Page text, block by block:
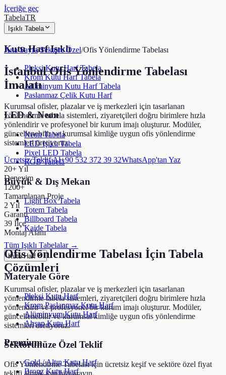
İçeriğe geç
TabelaTR
Işıklı Tabela
Kutu Harf Işıklı
Pleksi Kutu Harf Tabela
Krom Kutu Harf Tabela
Alüminyum Kutu Harf Tabela
Paslanmaz Çelik Kutu Harf
LED & Neon
Neon Tabela
LED Işıklı Tabela
Pixel LED Tabela
RGB Tabela
Büyük & Dış Mekan
Light Box Tabela
Totem Tabela
Billboard Tabela
Kaide Tabela
Tüm Işıklı Tabelalar →
Kutu Harf
Materyale Göre
Pleksi Kutu Harf
Krom Paslanmaz Kutu Harf
Alüminyum Kutu Harf
Ahşap Kutu Harf
Premium
Gold / Altın Kutu Harf
Bronz Kutu Harf
Ana Sayfa/Sektöre Özel/Ofis Yönlendirme Tabelası
İstanbul Ofis Yönlendirme Tabelası
İmalatı
Kurumsal ofisler, plazalar ve iş merkezleri için tasarlanan
yönlendirme tabela sistemleri, ziyaretçileri doğru birimlere hızla
yönlendirir ve profesyonel bir kurum imajı oluşturur. Modüler,
güncellenebilir ve kurumsal kimliğe uygun ofis yönlendirme
sistemleri üretiyoruz.
Ücretsiz Teklif Al+90 532 372 39 32WhatsApp'tan Yaz
20+ Yıl
Deneyim
1200+
Tamamlanan Proje
2 Yıl
Garanti
39 İlçe
Montaj Alanı
Ofis Yönlendirme Tabelası İçin Tabela
Çözümleri
Kurumsal ofisler, plazalar ve iş merkezleri için tasarlanan
yönlendirme tabela sistemleri, ziyaretçileri doğru birimlere hızla
yönlendirir ve profesyonel bir kurum imajı oluşturur. Modüler,
güncellenebilir ve kurumsal kimliğe uygun ofis yönlendirme
sistemleri üretiyoruz.
Sektörünüze Özel Teklif
Ofis Yönlendirme Tabelasıiçin ücretsiz keşif ve sektöre özel fiyat
teklifi almak için bizi arayın.